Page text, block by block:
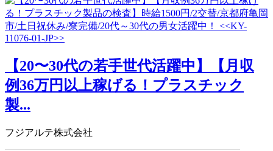
【20〜30代の若手世代活躍中】【月収
例36万円以上稼げる！プラスチック
製...
フジアルテ株式会社